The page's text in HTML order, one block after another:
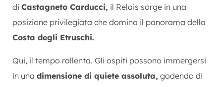
di Castagneto Carducci, il Relais sorge in una
posizione privilegiata che domina il panorama della
Costa degli Etruschi.
Qui, il tempo rallenta. Gli ospiti possono immergersi
in una dimensione di quiete assoluta, godendo di